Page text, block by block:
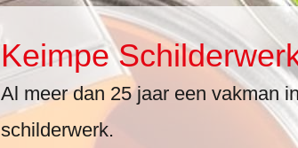
Keimpe
Al meer dan 25 jaar een vakman
schilderwerk.